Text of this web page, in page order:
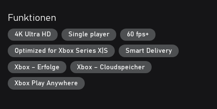
Funktionen
4K Ultra HD Single player 60 fps+
Optimized for Xbox Series X|S Smart Delivery
Xbox – Erfolge Xbox – Cloudspeicher
Xbox Play Anywhere